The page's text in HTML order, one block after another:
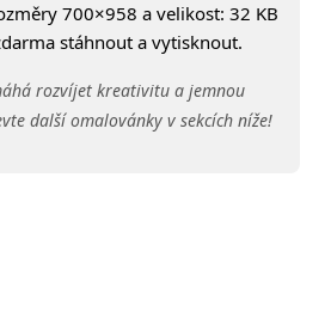
700×958 a velikost: 32 KB
stáhnout a vytisknout.
rozvíjet kreativitu a jemnou
další omalovánky v sekcích níže!